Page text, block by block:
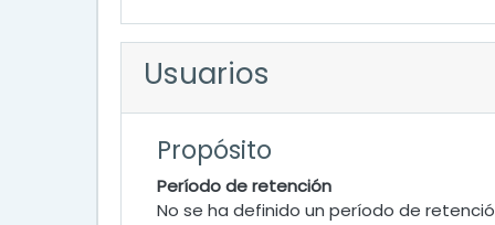
Usuarios
Propósito
Período de retención
No se ha definido un período de